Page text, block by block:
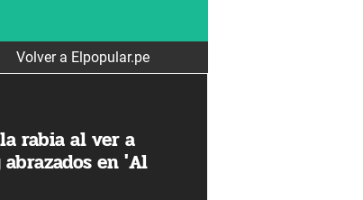
Volver a Elpopular.pe
rabia al ver a
en 'Al